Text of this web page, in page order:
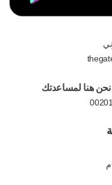
نحن هنا لمساعدتك